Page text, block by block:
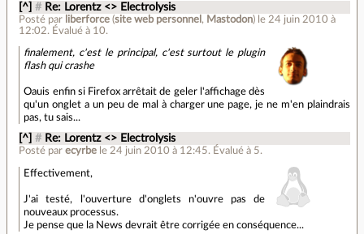
[^] # Re: Lorentz <> Electrolysis
Posté par liberforce (site web personnel , Mastodon) le 24 juin 2010 à
12:02. Évalué à 10.
finalement, c'est le principal, c'est surtout le plugin
flash qui crashe
Oauis enfin si Firefox arrêtait de geler l'affichage dès
qu'un onglet a un peu de mal à charger une page, je ne m'en plaindrais
pas, tu sais...
[^] # Re: Lorentz <> Electrolysis
Posté parecyrbe le 24 juin 2010 à 12:45. Évalué à 5.
Effectivement,
J'ai testé, l'ouverture d'onglets n'ouvre pas de
nouveaux processus.
Je pense que la News devrait être corrigée en conséquence...